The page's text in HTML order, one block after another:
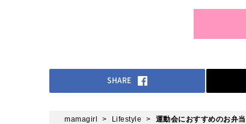
今回は、そんな気になるお弁当箱事情
SHARE
mamagirl Lifestyle 運動会におすすめのお弁